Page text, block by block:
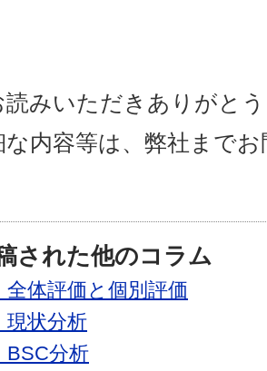
読みいただきありがと
な内容等は、弊社まで
された他のコラム
全体評価と個別評価
現状分析
BSC分析